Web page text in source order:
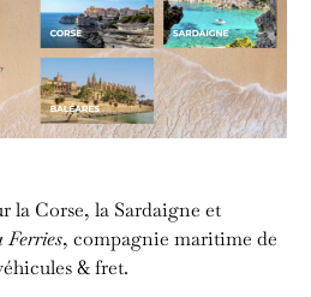
la Corse, la Sardaigne et
Ferries, compagnie maritime de
& fret.